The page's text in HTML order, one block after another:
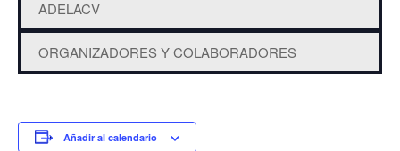
ADELACV
ORGANIZADORES Y COLABORADORES
Añadir al calendario